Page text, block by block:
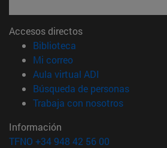
Accesos directos
Biblioteca
Mi correo(abre en nueva
Aula virtual ADI
Búsqueda de personas(abre en
Trabaja con nosotros(abre en
Información
TFNO +34 948 42 56 00